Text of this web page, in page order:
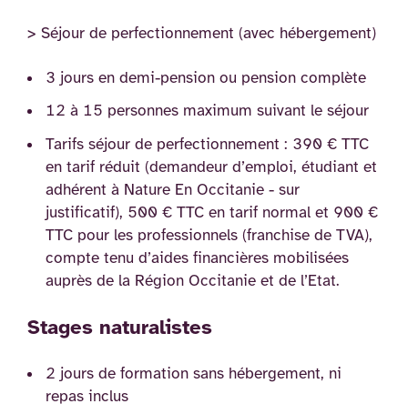
> Séjour de perfectionnement (avec hébergement)
3 jours en demi-pension ou pension complète
12 à 15 personnes maximum suivant le séjour
Tarifs séjour de perfectionnement : 390 € TTC
en tarif réduit (demandeur d’emploi, étudiant et
adhérent à Nature En Occitanie - sur
justificatif), 500 € TTC en tarif normal et 900 €
TTC pour les professionnels (franchise de TVA),
compte tenu d’aides financières mobilisées
auprès de la Région Occitanie et de l’Etat.
Stages naturalistes
2 jours de formation sans hébergement, ni
repas inclus